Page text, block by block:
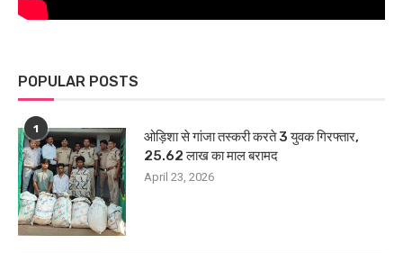
POPULAR POSTS
1
ओड़िशा से गांजा तस्करी करते 3 युवक गिरफ्तार,
25.62 लाख का माल बरामद
April 23, 2026